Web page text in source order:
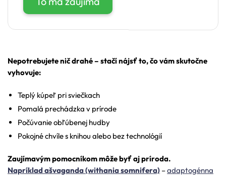
Nepotrebujete nič drahé – stačí nájsť to, čo vám skutočne
vyhovuje:
Teplý kúpeľ pri sviečkach
Pomalá prechádzka v prírode
Počúvanie obľúbenej hudby
Pokojné chvíle s knihou alebo bez technológií
Zaujímavým pomocníkom môže byť aj príroda.
Napríklad ašvaganda (withania somnifera) –adaptogénna